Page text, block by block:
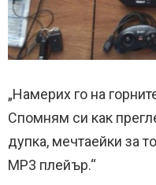
„Намерих го на
Спомням си как
дупка, мечтаейки за
MP3 плейър.“